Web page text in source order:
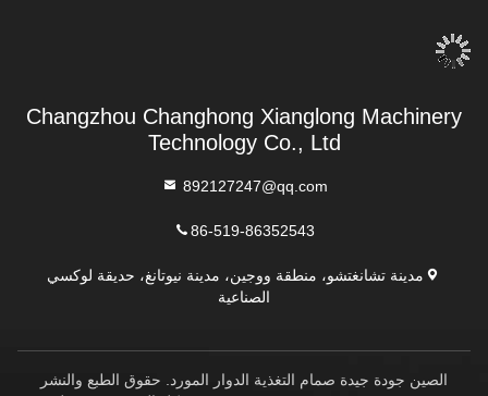
Changzhou Changhong Xianglong Machinery
Technology Co., Ltd
892127247@qq.com
86-519-86352543
مدينة تشانغتشو، منطقة ووجين، مدينة نيوتانغ، حديقة لوكسي
الصناعية
الصين جودة جيدة صمام التغذية الدوار المورد. حقوق الطبع والنشر